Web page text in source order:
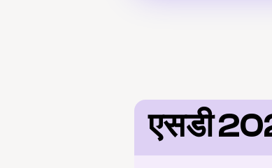
एसडी